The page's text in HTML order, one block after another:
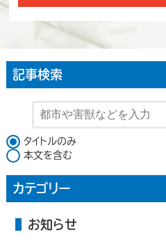
記事検索
検索対象
タイトルのみ
本文を含む
カテゴリー
お知らせ